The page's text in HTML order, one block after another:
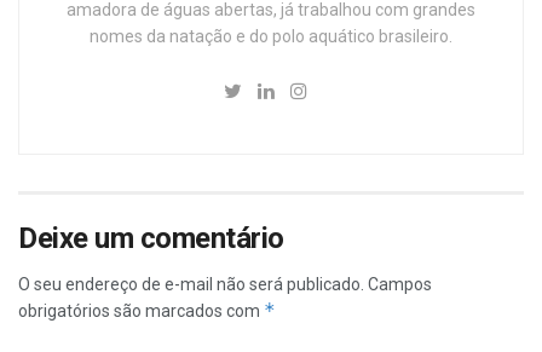
amadora de águas abertas, já trabalhou com grandes
nomes da natação e do polo aquático brasileiro.
Deixe um comentário
O seu endereço de e-mail não será publicado. Campos
obrigatórios são marcados com *